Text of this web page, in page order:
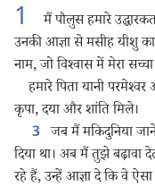
1 मैं पौलुस हमारे
उनकी आज्ञा से मसीह यीशु
नाम, जो विश्‍वास में मेरा
हमारे पिता यानी
कृपा, दया और शांति मिले।
3 जब मैं मकिदुनिया
दिया था। अब मैं तुझे बढ़ावा
रहे हैं, उन्हें आज्ञा दे कि वे